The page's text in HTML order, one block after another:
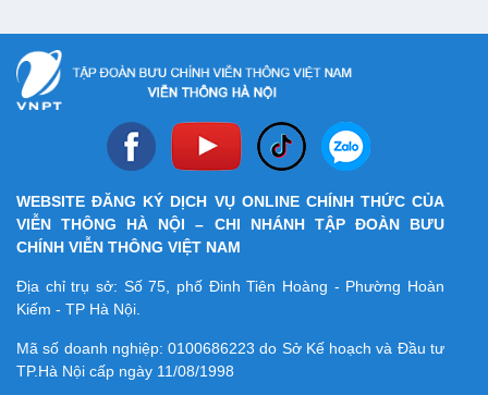
WEBSITE ĐĂNG KÝ DỊCH VỤ ONLINE CHÍNH THỨC CỦA
VIỄN THÔNG HÀ NỘI – CHI NHÁNH TẬP ĐOÀN BƯU
CHÍNH VIỄN THÔNG VIỆT NAM
Địa chỉ trụ sở: Số 75, phố Đinh Tiên Hoàng - Phường Hoàn
Kiếm - TP Hà Nội.
Mã số doanh nghiệp:0100686223 do Sở Kế hoạch và Đầu tư
TP.Hà Nội cấp ngày 11/08/1998